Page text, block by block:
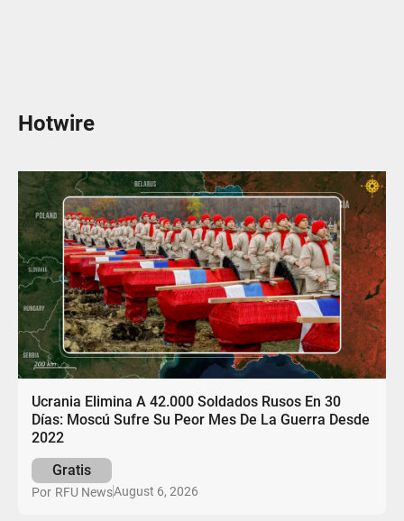
Hotwire
Ucrania Elimina A 42.000 Soldados Rusos En 30
Días: Moscú Sufre Su Peor Mes De La Guerra Desde
2022
Gratis
Por RFU NewsAugust 6, 2026